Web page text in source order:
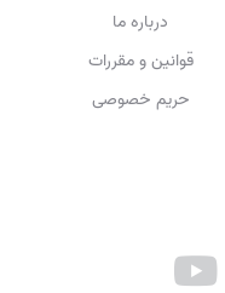
درباره ما
قوانین و مقررات
حریم خصوصی